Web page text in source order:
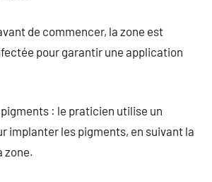
de commencer, la zone est
pour garantir une application
: le praticien utilise un
implanter les pigments, en suivant la
zone.